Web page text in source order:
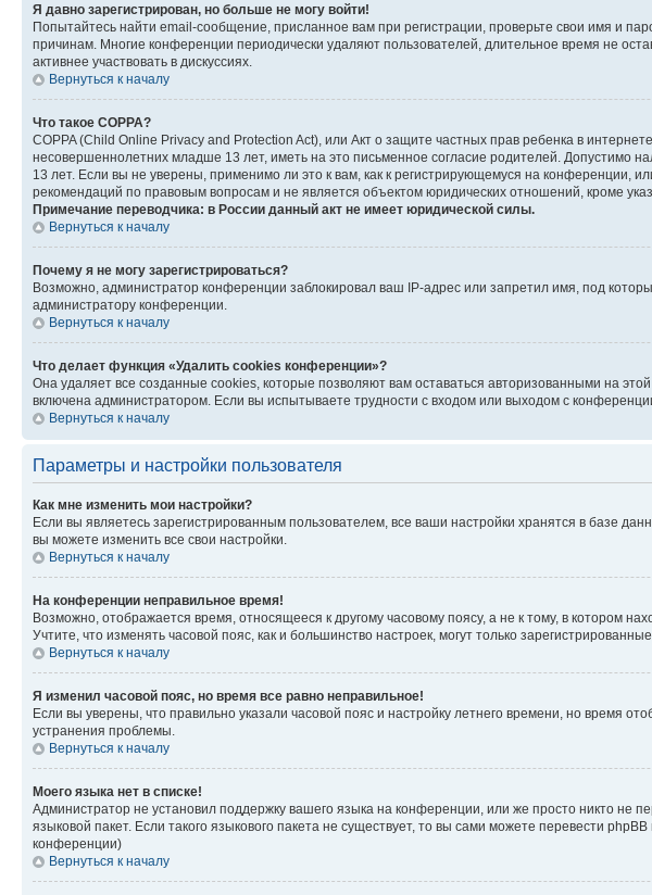
Я давно зарегистрирован, но больше не могу войти!
Попытайтесь найти email-сообщение, присланное вам при регистрации, проверьте свои имя и
причинам. Многие конференции периодически удаляют пользователей, длительное время не
активнее участвовать в дискуссиях.
Вернуться к началу
Что такое COPPA?
COPPA (Child Online Privacy and Protection Act), или Акт о защите частных прав ребенка в
несовершеннолетних младше 13 лет, иметь на это письменное согласие родителей. Допустимо
13 лет. Если вы не уверены, применимо ли это к вам, как к регистрирующемуся на конференции,
рекомендаций по правовым вопросам и не является объектом юридических отношений, кроме
Примечание переводчика: в России данный акт не имеет юридической силы.
Вернуться к началу
Почему я не могу зарегистрироваться?
Возможно, администратор конференции заблокировал ваш IP-адрес или запретил имя, под
администратору конференции.
Вернуться к началу
Что делает функция «Удалить cookies конференции»?
Она удаляет все созданные cookies, которые позволяют вам оставаться авторизованными на
включена администратором. Если вы испытываете трудности с входом или выходом с
Вернуться к началу
Параметры и настройки пользователя
Как мне изменить мои настройки?
Если вы являетесь зарегистрированным пользователем, все ваши настройки хранятся в базе
вы можете изменить все свои настройки.
Вернуться к началу
На конференции неправильное время!
Возможно, отображается время, относящееся к другому часовому поясу, а не к тому, в котором
Учтите, что изменять часовой пояс, как и большинство настроек, могут только
Вернуться к началу
Я изменил часовой пояс, но время все равно неправильное!
Если вы уверены, что правильно указали часовой пояс и настройку летнего времени, но время
устранения проблемы.
Вернуться к началу
Моего языка нет в списке!
Администратор не установил поддержку вашего языка на конференции, или же просто никто не
языковой пакет. Если такого языкового пакета не существует, то вы сами можете перевести
конференции)
Вернуться к началу